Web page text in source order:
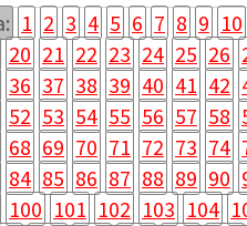
1 2 3 4 5 6 7 8 9 10
20 21 22 23 24 25 26
36 37 38 39 40 41 42
52 53 54 55 56 57 58
68 69 70 71 72 73 74
84 85 86 87 88 89 90
100 101 102 103 104